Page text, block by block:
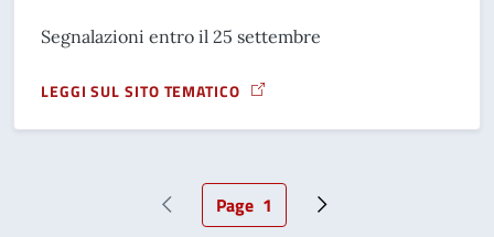
Segnalazioni entro il 25 settembre
LEGGI SUL SITO TEMATICO
A PROPOSITO DI PREMIO VILLA VOGEL CULTURA 2026:
Pagina precedente
Pagina attuale
Page 1 Pagina successiva